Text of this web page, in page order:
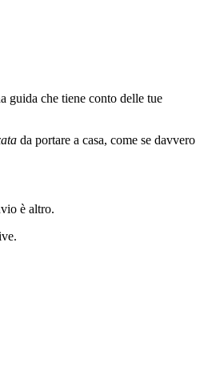
guida che tiene conto delle tue
da portare a casa, come se davvero
è altro.